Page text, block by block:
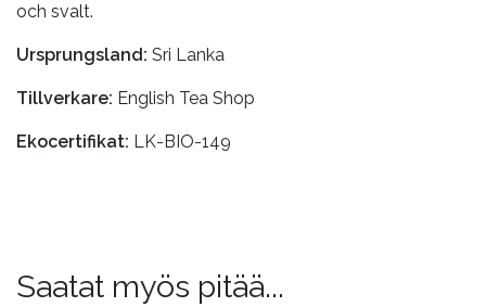
och svalt.
Ursprungsland: Sri Lanka
Tillverkare: English Tea Shop
Ekocertifikat: LK-BIO-149
Saatat myös pitää...